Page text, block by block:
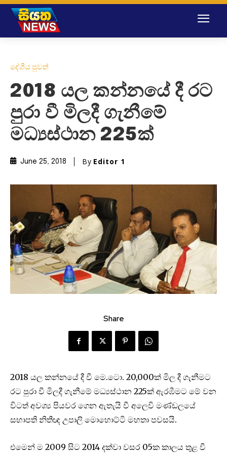
දේශීය පුවත්
2018 යල කන්නයේ දී රට
පුරා වී මිලදී ගැනීමේ
මධ්‍යස්ථාන 225ක්
June 25, 2018 By Editor 1
Share
2018 යල කන්නයේ දී වී මෙ.ටො. 20,000ක් මිල දී ගැනීමට
රට පුරා වී මිලදී ගැනීමේ මධ්‍යස්ථාන 225ක් ඇරඹීමට මේ වන
විටත් අවශ්‍ය පියවර ගෙන ඇතැයි වී අලෙවි මණ්ඩලයේ
සභාපති නිතීඥ උපාලි මොහොට්ටි මහතා පවසයි.
එමෙන් ම 2009 සිට 2014 දක්වා වසර 05ක කාලය තුළ වී